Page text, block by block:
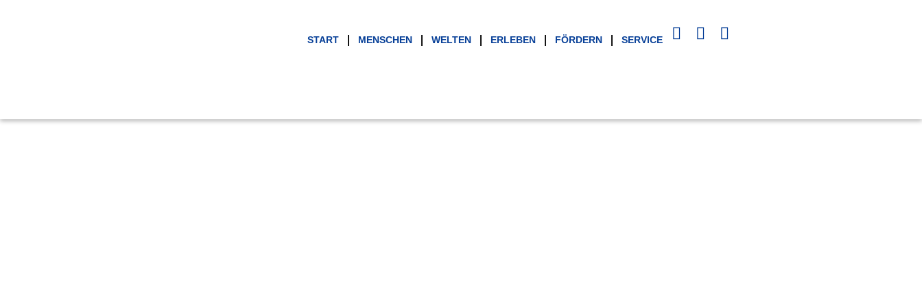
START MENSCHEN WELTEN ERLEBEN FÖRDERN SERVICE